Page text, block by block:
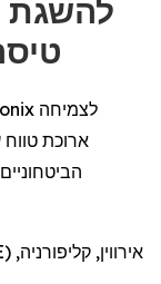
ארוכת
אירווין, קליפורניה, Oct. 03, 2025 (GLOBE NEWSWIRE) --